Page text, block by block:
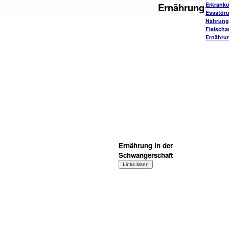
Ernährung
Ernährung in der
Schwangerschaft